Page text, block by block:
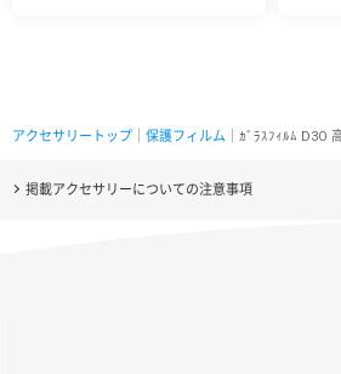
アクセサリートップ 保護フィルム ｜ｶﾞﾗｽﾌｨﾙﾑ D3O
掲載アクセサリーについての注意事項